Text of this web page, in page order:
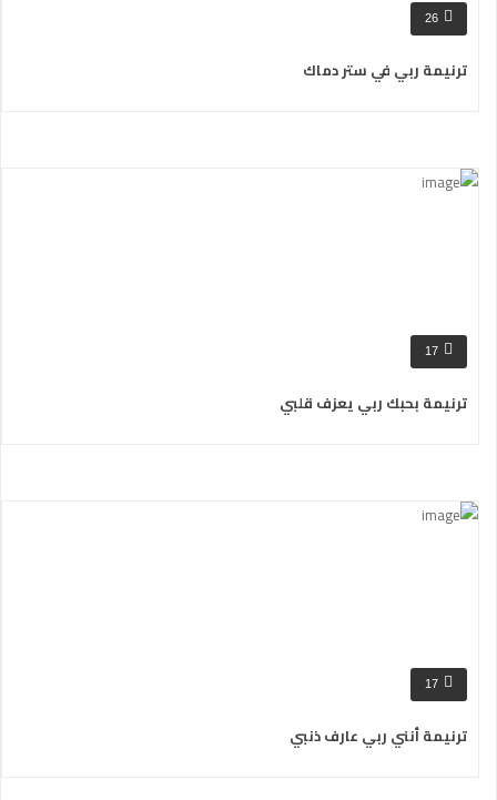
26
ترنيمة ربي في ستر دماك
17
ترنيمة بحبك ربي يعزف قلبي
17
ترنيمة أنني ربي عارف ذنبي